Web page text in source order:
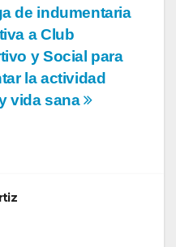
de indumentaria
a Club
y Social para
la actividad
vida sana